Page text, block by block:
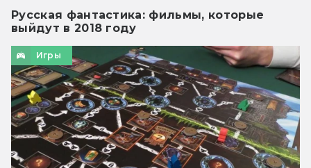
Русская фантастика: фильмы, которые
выйдут в 2018 году
Игры